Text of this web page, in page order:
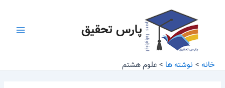
پارس تحقیق
خانه نوشته ها علوم هشتم